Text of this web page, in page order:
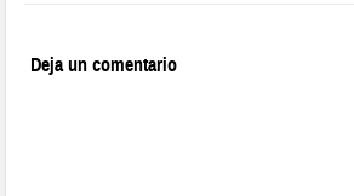
Deja un comentario